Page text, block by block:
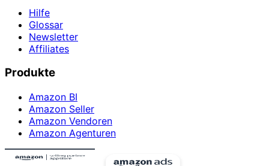
Hilfe
Glossar
Newsletter
Affiliates
Produkte
Amazon BI
Amazon Seller
Amazon Vendoren
Amazon Agenturen